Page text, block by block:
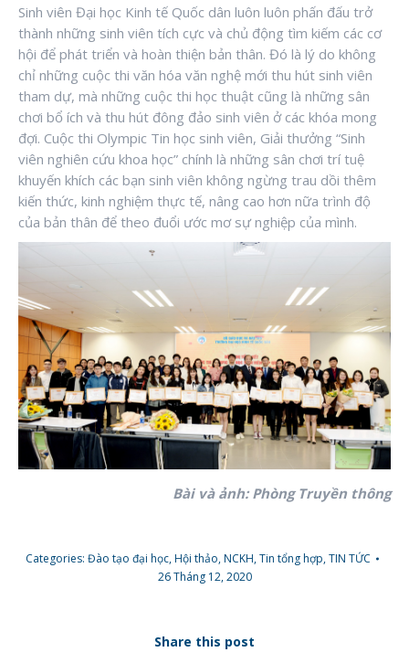
Sinh viên Đại học Kinh tế Quốc dân luôn luôn phấn đấu trở
thành những sinh viên tích cực và chủ động tìm kiếm các cơ
hội để phát triển và hoàn thiện bản thân. Đó là lý do không
chỉ những cuộc thi văn hóa văn nghệ mới thu hút sinh viên
tham dự, mà những cuộc thi học thuật cũng là những sân
chơi bổ ích và thu hút đông đảo sinh viên ở các khóa mong
đợi. Cuộc thi Olympic Tin học sinh viên, Giải thưởng “Sinh
viên nghiên cứu khoa học” chính là những sân chơi trí tuệ
khuyến khích các bạn sinh viên không ngừng trau dồi thêm
kiến thức, kinh nghiệm thực tế, nâng cao hơn nữa trình độ
của bản thân để theo đuổi ước mơ sự nghiệp của mình.
Bài và ảnh: Phòng Truyền thông
Categories: Đào tạo đại học,Hội thảo, NCKH,Tin tổng hợp,TIN TỨC
26 Tháng 12, 2020
Share this post